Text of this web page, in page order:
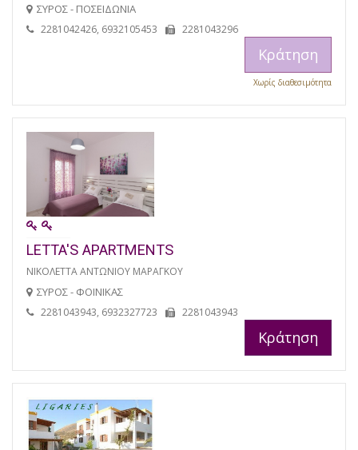
ΣΥΡΟΣ - ΠΟΣΕΙΔΩΝΙΑ
2281042426, 6932105453 2281043296
Κράτηση
Χωρίς διαθεσιμότητα
LETTA'S APARTMENTS
ΝΙΚΟΛΕΤΤΑ ΑΝΤΩΝΙΟΥ ΜΑΡΑΓΚΟΥ
ΣΥΡΟΣ - ΦΟΙΝΙΚΑΣ
2281043943, 6932327723 2281043943
Κράτηση